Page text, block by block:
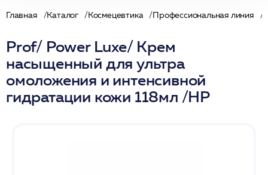
Главная Каталог Космецевтика Профессиональная линия
Prof/ Power Luxe/ Крем
насыщенный для ультра
омоложения и интенсивной
гидратации кожи 118мл /HP